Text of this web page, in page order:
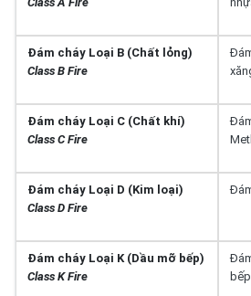
Đám cháy Loại B (Chất lỏng)
Class B Fire
Đám cháy Loại C (Chất khí)
Class C Fire
Đám cháy Loại D (Kim loại)
Class D Fire
Đám cháy Loại K (Dầu mỡ bếp)
Class K Fire